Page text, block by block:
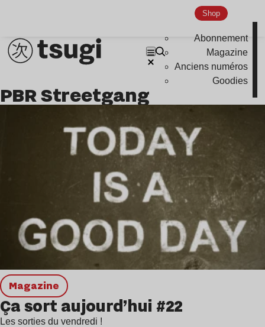
Shop
Abonnement
Magazine
Anciens numéros
Goodies
Nu Jazz
Indie
PBR Streetgang
magazine
Ça sort aujourd’hui #22
Les sorties du vendredi !